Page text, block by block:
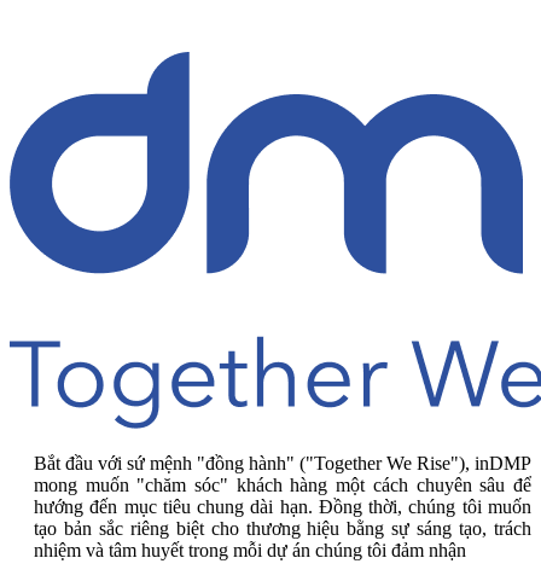
Bắt đầu với sứ mệnh "đồng hành" ("Together We Rise"), inDMP
mong muốn "chăm sóc" khách hàng một cách chuyên sâu để
hướng đến mục tiêu chung dài hạn. Đồng thời, chúng tôi muốn
tạo bản sắc riêng biệt cho thương hiệu bằng sự sáng tạo, trách
nhiệm và tâm huyết trong mỗi dự án chúng tôi đảm nhận